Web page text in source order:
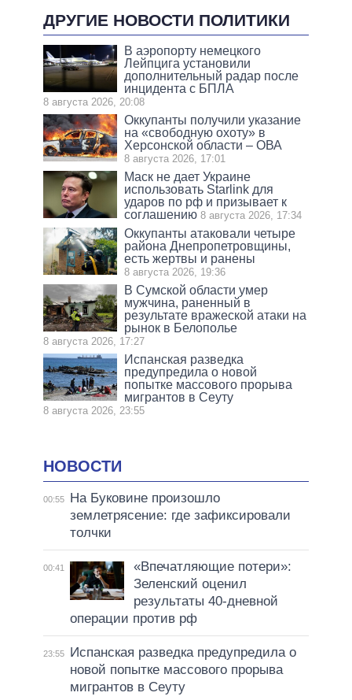
ДРУГИЕ НОВОСТИ ПОЛИТИКИ
В аэропорту немецкого
Лейпцига установили
дополнительный радар после
инцидента с БПЛА
8 августа 2026, 20:08
Оккупанты получили указание
на «свободную охоту» в
Херсонской области – ОВА
8 августа 2026, 17:01
Маск не дает Украине
использовать Starlink для
ударов по рф и призывает к
соглашению 8 августа 2026, 17:34
Оккупанты атаковали четыре
района Днепропетровщины,
есть жертвы и ранены
8 августа 2026, 19:36
В Сумской области умер
мужчина, раненный в
результате вражеской атаки на
рынок в Белополье
8 августа 2026, 17:27
Испанская разведка
предупредила о новой
попытке массового прорыва
мигрантов в Сеуту
8 августа 2026, 23:55
НОВОСТИ
00:55
На Буковине произошло
землетрясение: где зафиксировали
толчки
00:41
«Впечатляющие потери»:
Зеленский оценил
результаты 40-дневной
операции против рф
23:55
Испанская разведка предупредила о
новой попытке массового прорыва
мигрантов в Сеуту